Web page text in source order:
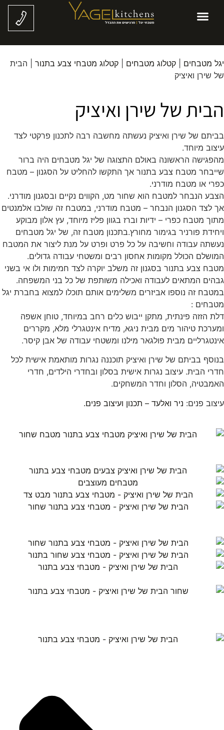
יגל מטבחים קטלוג מטבחים קטלוג מטבחי צבע בתנור
הבית
של שירן ואיציק
הבית של שירן ואיציק
בביתם של שירן ואיציק נעשתה מחשבה רבה לתכנון פרקטי לצד
עיצוב מיוחד.
מהפגישה הראשונה באולם התצוגה של יגל מטבחים היה ברור
שייבחר מטבח צבע בתנור אך התקשו להחליט על הסגנון – מטבח
כפרי או מטבח מודרני.
הצבע הנבחר למטבח הוא שחור מט, הקווים נקיים ובסגנון מודרני.
אך לצד הסגנון הנבחר – מטבח מודרני, במטבח זה שולבו אלמנטים
מתוך מטבח כפרי – ידיות וברז בגוון פליז מיוחד, עץ אלון מבוקע
ויחידת פורניר בגימור מחורץ.בתכנון מטבח זה, של יגל מטבחים
נעשתה עבודה וחשיבה על כל פרט ופרט על מנת ליצור את המטבח
המושלם הכולל מקומות אחסון רבים ומשטחי עבודה גדולים.
מטבח צבע בתנור בסגנון זה משלב יוקרה לצד חמימות ולו אי בשני
גבהים המתאים לעבודה ואכילה משותפת של כל בני המשפחה.
במטבח זה נוספו אביזרים משלימים אותם תוכלו למצוא בחברת יגל
מטבחים :
דלת הזזה פינתית, מתקן ייבוש כלים רחב במיוחד, טוחן אשפה
ומערכת טיהור מים מבית ניגא, מדיח אינטגרלי מלא, מקררים
אינטגרליים מבית פולגאר מילנו ומשטחי עבודה של אבן קיסר.
בנוסף בביתם של שירן ואיציק תוכננה נגרות מותאמת אישית לכל
חדרי הבית. עיצוב נגרות אישית בסלון ובחדרי הילדים, חדרי
האמבטיה, הסלון וחדר המשחקים.
עיצוב פנים: ניר ואלעד – תכנון ועיצוב פנים.